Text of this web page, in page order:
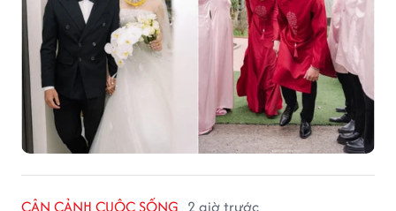
CẬN CẢNH CUỘC SỐNG 2 giờ trước